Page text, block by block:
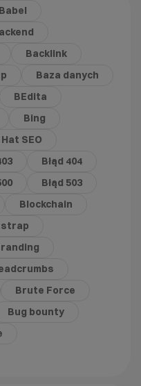
Babel
Backlink
Baza danych
BEdita
Bing
SEO
Błąd 404
Błąd 503
Blockchain
Brute Force
Bug bounty